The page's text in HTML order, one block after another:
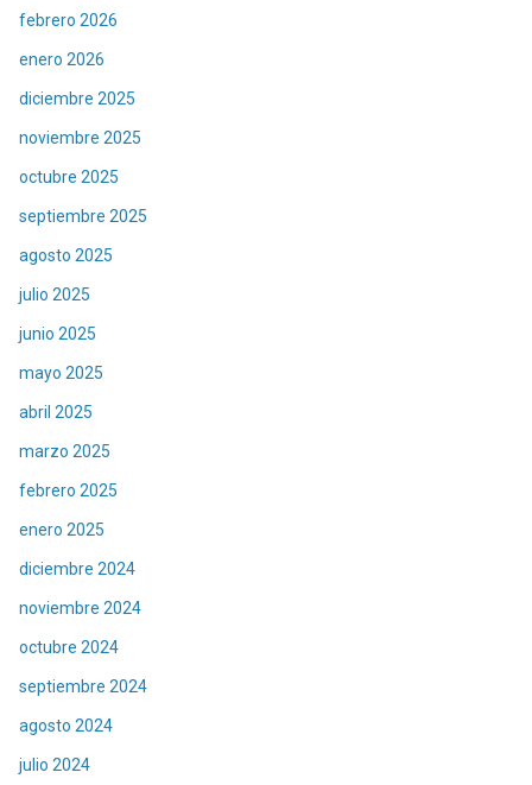
febrero 2026
enero 2026
diciembre 2025
noviembre 2025
octubre 2025
septiembre 2025
agosto 2025
julio 2025
junio 2025
mayo 2025
abril 2025
marzo 2025
febrero 2025
enero 2025
diciembre 2024
noviembre 2024
octubre 2024
septiembre 2024
agosto 2024
julio 2024